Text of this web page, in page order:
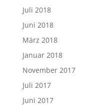
Juli 2018
Juni 2018
März 2018
Januar 2018
November 2017
Juli 2017
Juni 2017